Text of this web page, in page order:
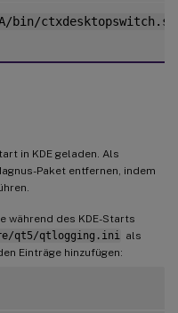
bin/ctxdesktopswitch.sh
in KDE geladen. Als
Paket entfernen, indem
während des KDE-Starts
qt5/qtlogging.ini
als
Einträge hinzufügen: